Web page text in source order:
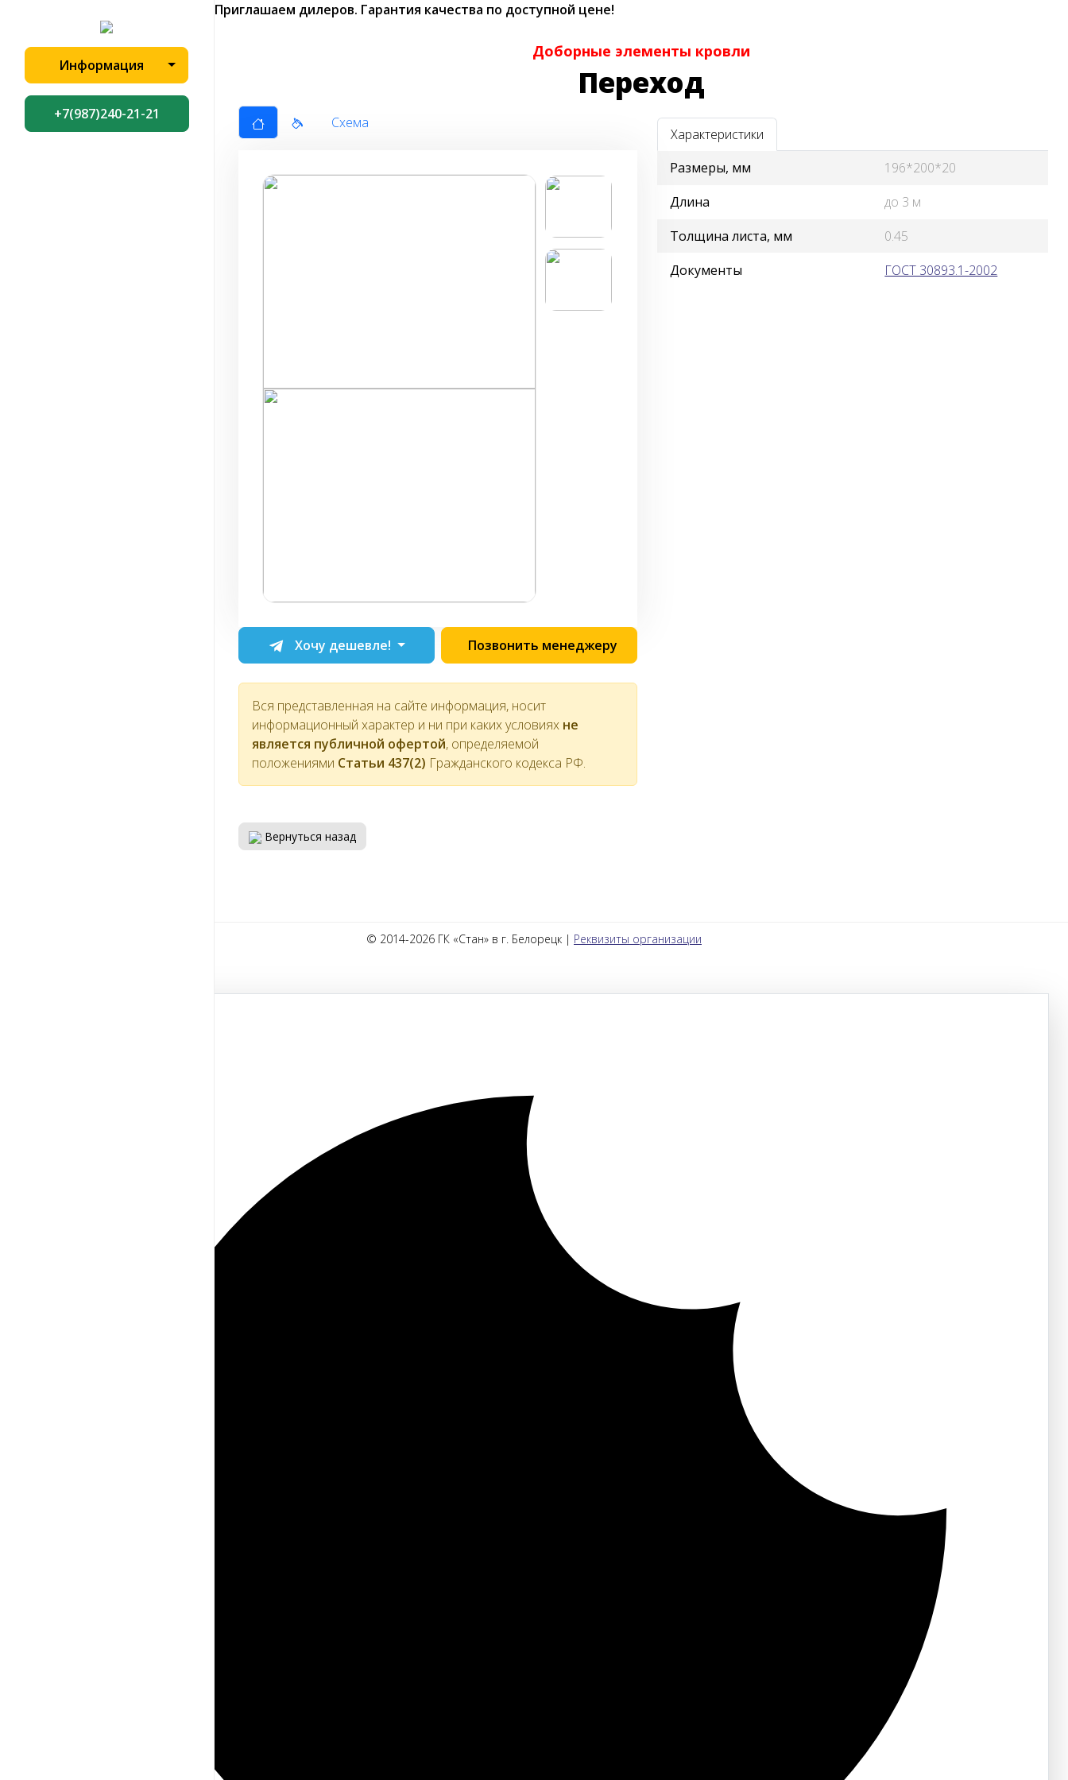
Приглашаем дилеров. Гарантия качества по доступной цене!
Информация
+7(987)240-21-21
Доборные элементы кровли
Переход
Схема
Хочу дешевле! Позвонить менеджеру
Вся представленная на сайте информация, носит
информационный характер и ни при каких условиях не
является публичной офертой, определяемой
положениями Статьи 437(2) Гражданского кодекса РФ.
Характеристики
Размеры, мм
196*200*20
Длина
до 3 м
Толщина листа, мм
0.45
Документы
ГОСТ 30893.1-2002
Вернуться назад
© 2014-2026 ГК «Стан» в г. Белорецк | Реквизиты организации